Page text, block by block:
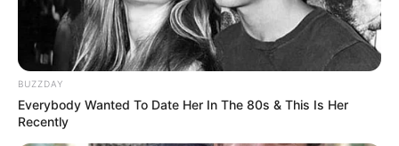
BUZZDAY
Everybody Wanted To Date Her In The 80s & This Is Her
Recently